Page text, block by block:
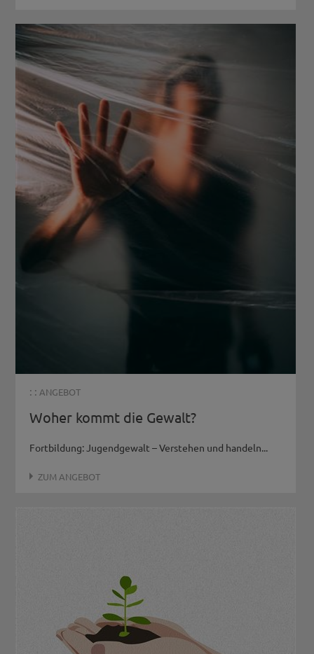
: : ANGEBOT
Woher kommt die Gewalt?
Fortbildung: Jugendgewalt – Verstehen und handeln...
ZUM ANGEBOT